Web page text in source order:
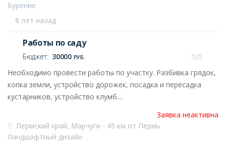
8 лет назад
Бурение
Работы по саду
Бюджет: 30000 РУБ.
525
Необходимо провести работы по участку. Разбивка грядок,
копка земли, устройство дорожек, посадка и пересадка
кустарников, устройство клумб....
Заявка неактивна
Пермский край, Марчуги - 45 км от Пермь
Ландшафтный дизайн